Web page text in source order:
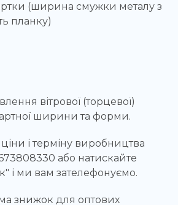
(ширина смужки металу з
планку)
вітрової (торцевої)
ширини та форми.
і терміну виробництва
або натискайте
і ми вам зателефонуємо.
знижок для оптових